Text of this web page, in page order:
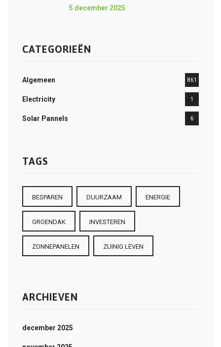
5 december 2025
CATEGORIEËN
Algemeen 861
Electricity 1
Solar Pannels 6
TAGS
BESPAREN DUURZAAM ENERGIE
GROENDAK INVESTEREN
ZONNEPANELEN ZUINIG LEVEN
ARCHIEVEN
december 2025